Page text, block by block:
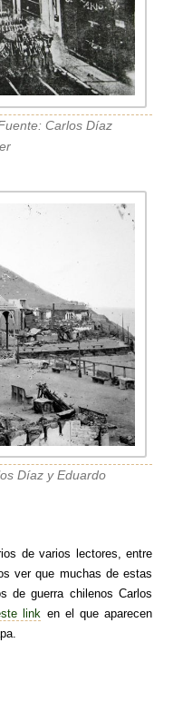
Carlos Díaz
Díaz y Eduardo
de varios lectores, entre
ver que muchas de estas
de guerra chilenos Carlos
link en el que aparecen